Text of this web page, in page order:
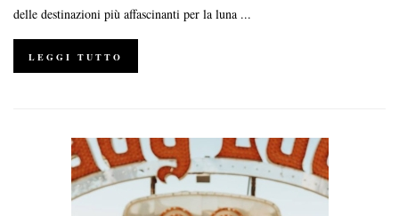
delle destinazioni più affascinanti per la luna ...
LEGGI TUTTO